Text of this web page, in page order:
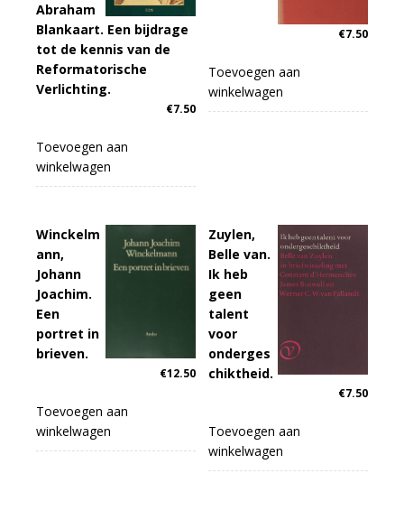
Abraham
Blankaart. Een bijdrage
tot de kennis van de
Reformatorische
Verlichting.
€7.50
Toevoegen aan
winkelwagen
€7.50
Toevoegen aan
winkelwagen
Winckelm
ann,
Johann
Joachim.
Een
portret in
brieven.
€12.50
Toevoegen aan
winkelwagen
Zuylen,
Belle van.
Ik heb
geen
talent
voor
onderges
chiktheid.
€7.50
Toevoegen aan
winkelwagen